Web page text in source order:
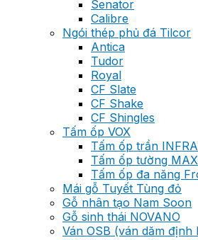
Senator
Calibre
Ngói thép phủ đá Tilcor
Antica
Tudor
Royal
CF Slate
CF Shake
CF Shingles
Tấm ốp VOX
Tấm ốp trần
Tấm ốp tường
Tấm ốp đa năng
Mái gỗ Tuyết Tùng đỏ
Gỗ nhân tạo Nam Soon
Gỗ sinh thái NOVANO
Ván OSB (ván dăm định